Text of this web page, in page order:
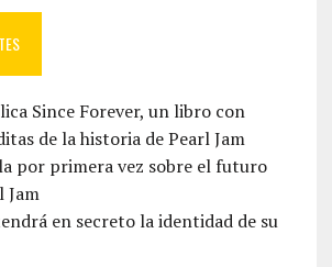
Since Forever, un libro con
de la historia de Pearl Jam
por primera vez sobre el futuro
Jam
en secreto la identidad de su